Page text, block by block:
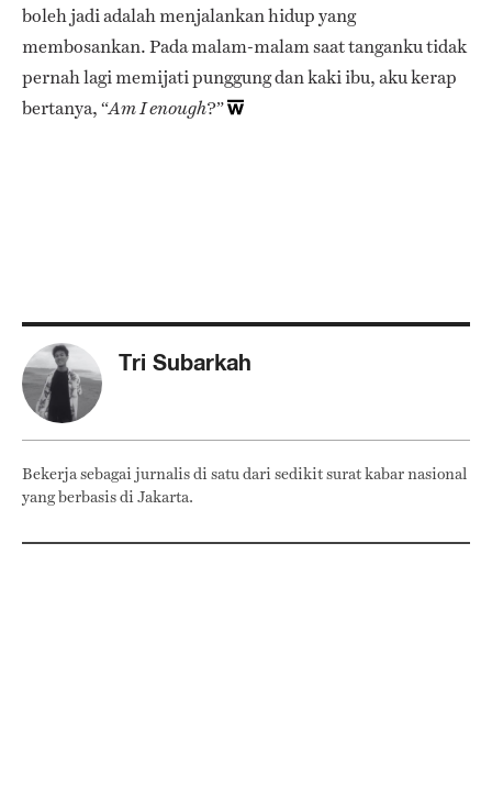
boleh jadi adalah menjalankan hidup yang
membosankan. Pada malam-malam saat tanganku tidak
pernah lagi memijati punggung dan kaki ibu, aku kerap
bertanya, “Am I enough?”
Tri Subarkah
Bekerja sebagai jurnalis di satu dari sedikit surat kabar nasional
yang berbasis di Jakarta.